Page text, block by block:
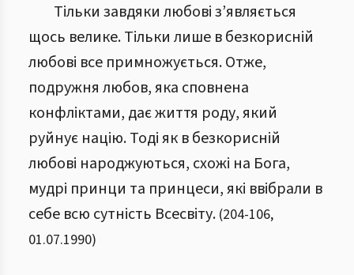
Тільки завдяки любові з’являється
щось велике. Тільки лише в безкорисній
любові все примножується. Отже,
подружня любов, яка сповнена
конфліктами, дає життя роду, який
руйнує націю. Тоді як в безкорисній
любові народжуються, схожі на Бога,
мудрі принци та принцеси, які ввібрали в
себе всю сутність Всесвіту. (204-106,
01.07.1990)